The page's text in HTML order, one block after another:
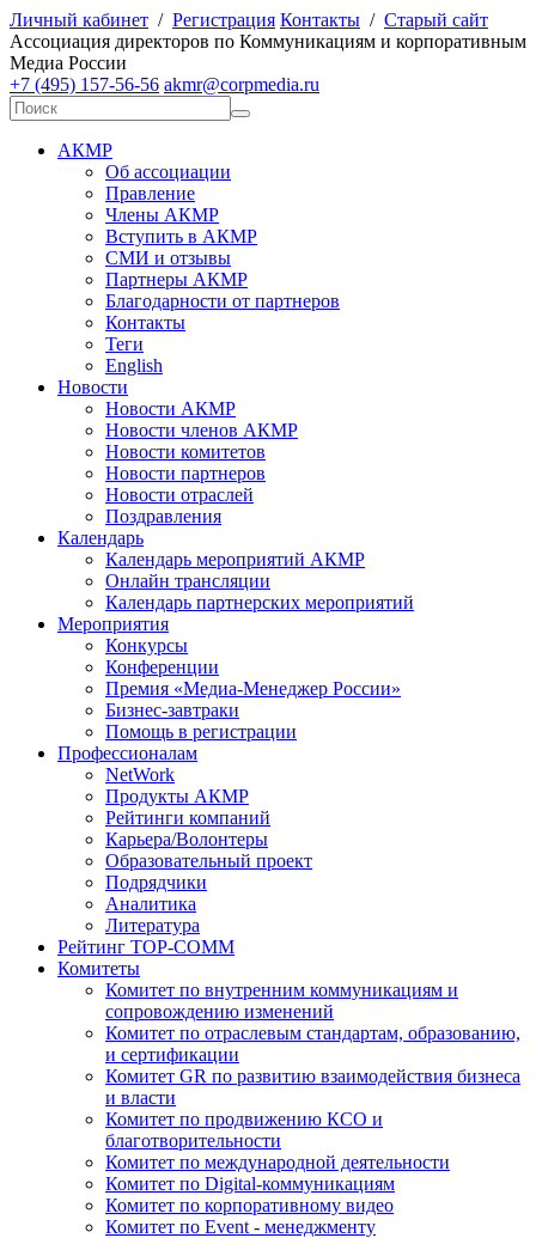
Личный кабинет / Регистрация Контакты / Старый сайт
Ассоциация директоров по Коммуникациям и корпоративным
Медиа России
+7 (495) 157-56-56 akmr@corpmedia.ru
АКМР
Об ассоциации
Правление
Члены АКМР
Вступить в АКМР
СМИ и отзывы
Партнеры АКМР
Благодарности от партнеров
Контакты
Теги
English
Новости
Новости АКМР
Новости членов АКМР
Новости комитетов
Новости партнеров
Новости отраслей
Поздравления
Календарь
Календарь мероприятий АКМР
Онлайн трансляции
Календарь партнерских мероприятий
Мероприятия
Конкурсы
Конференции
Премия «Медиа-Менеджер России»
Бизнес-завтраки
Помощь в регистрации
Профессионалам
NetWork
Продукты АКМР
Рейтинги компаний
Карьера/Волонтеры
Образовательный проект
Подрядчики
Аналитика
Литература
Рейтинг TOP-COMM
Комитеты
Комитет по внутренним коммуникациям и
сопровождению изменений
Комитет по отраслевым стандартам, образованию,
и сертификации
Комитет GR по развитию взаимодействия бизнеса
и власти
Комитет по продвижению КСО и
благотворительности
Комитет по международной деятельности
Комитет по Digital-коммуникациям
Комитет по корпоративному видео
Комитет по Event - менеджменту